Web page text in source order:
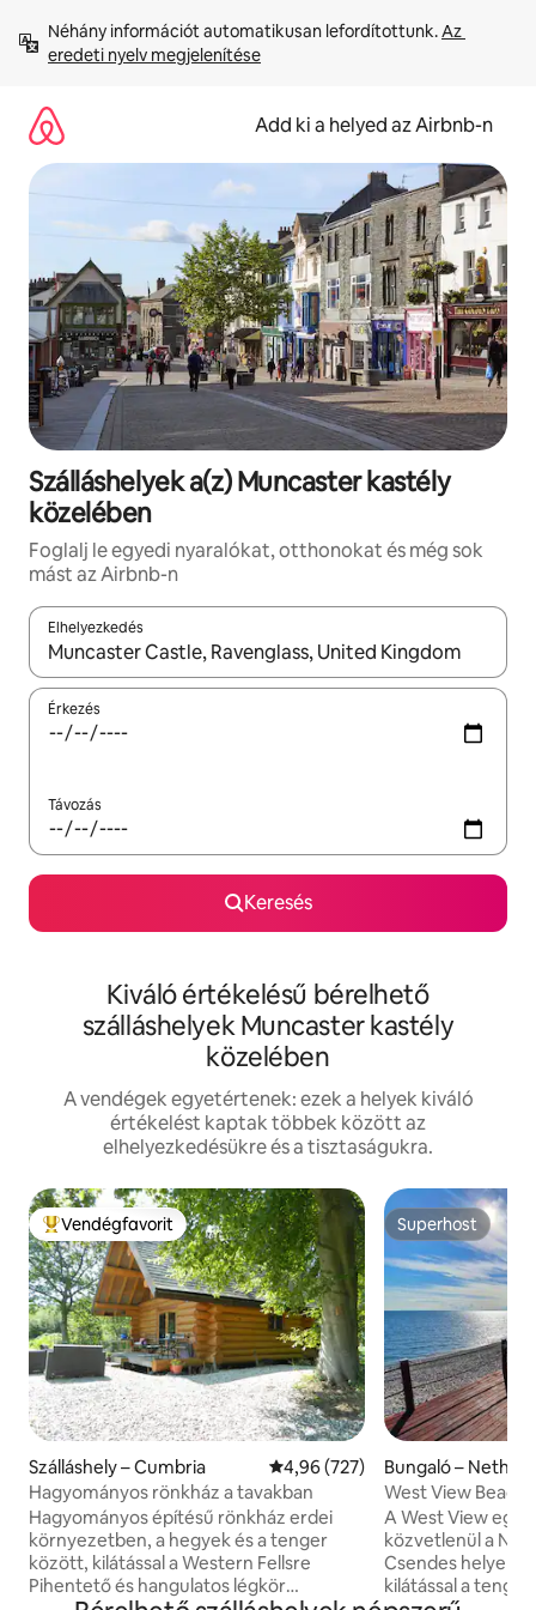
tartalomra
Néhány információt automatikusan lefordítottunk. Az
eredeti nyelv megjelenítése
Add ki a helyed az Airbnb-n
Szálláshelyek a(z) Muncaster kastély
közelében
Foglalj le egyedi nyaralókat, otthonokat és még sok
mást az Airbnb-n
Elhelyezkedés
Az eredmények között a felfelé és a lefelé nyíllal
Érkezés
Távozás
Keresés
Kiváló értékelésű bérelhető
szálláshelyek Muncaster kastély
közelében
A vendégek egyetértenek: ezek a helyek kiváló
értékelést kaptak többek között az
elhelyezkedésükre és a tisztaságukra.
Kiemelt vendégfavorit
Vendégfavorit
Szálláshely – Cumbria Átlagos értékelés: 5/4,96, 727
4,96 (727)
Hagyományos rönkház a tavakban
Hagyományos építésű rönkház erdei
környezetben, a hegyek és a tenger
között, kilátással a Western Fellsre
Pihentető és hangulatos légkör
Superhost
Superhost
Bungaló –
West View Beach
Coast
A West View egy
közvetlenül a
Csendes helyen
kilátással a